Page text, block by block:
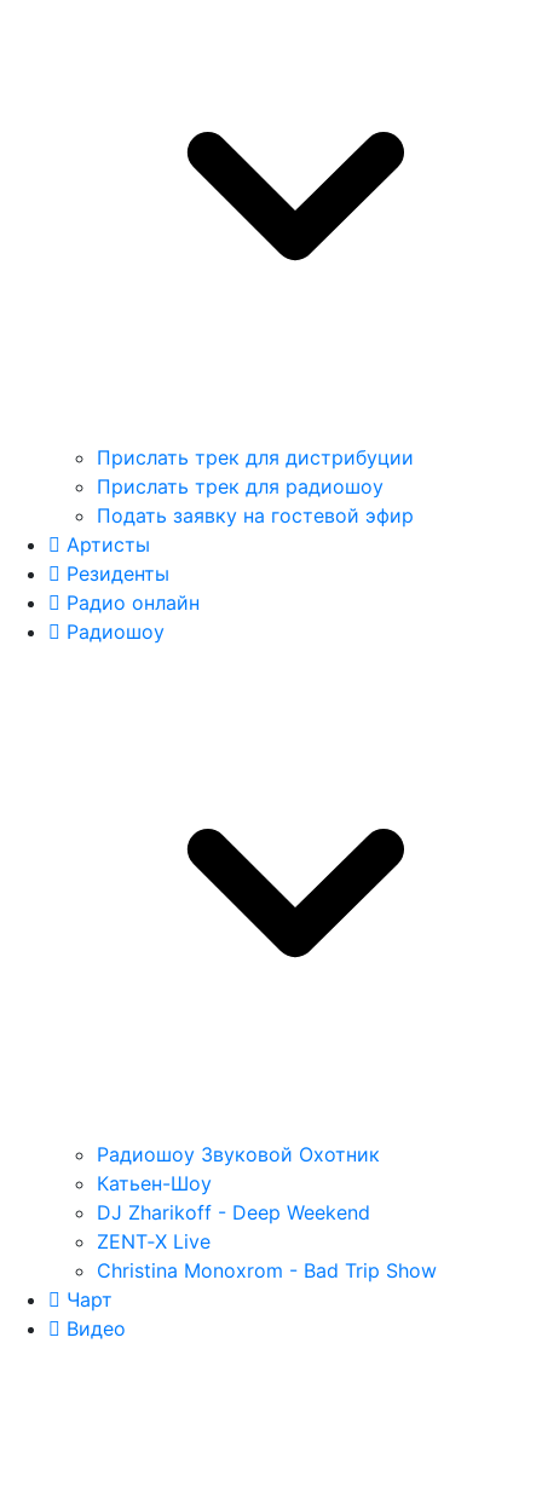
Прислать трек для дистрибуции
Прислать трек для радиошоу
Подать заявку на гостевой эфир
Артисты
Резиденты
Радио онлайн
Радиошоу
Радиошоу Звуковой Охотник
Катьен-Шоу
DJ Zharikoff - Deep Weekend
ZENT‑X Live
Christina Monoxrom - Bad Trip Show
Чарт
Видео